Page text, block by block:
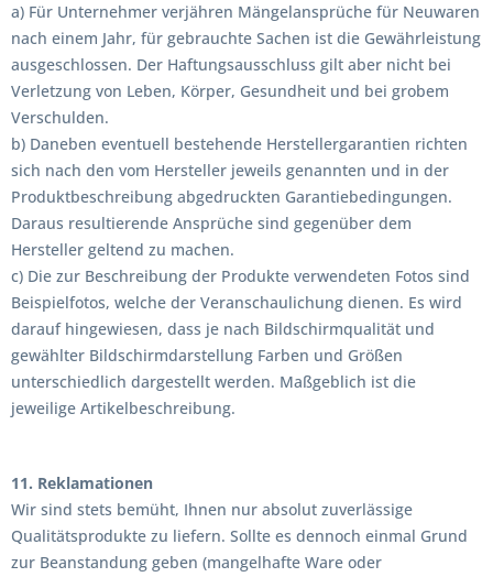
a) Für Unternehmer verjähren Mängelansprüche für Neuwaren
nach einem Jahr, für gebrauchte Sachen ist die Gewährleistung
ausgeschlossen. Der Haftungsausschluss gilt aber nicht bei
Verletzung von Leben, Körper, Gesundheit und bei grobem
Verschulden.
b) Daneben eventuell bestehende Herstellergarantien richten
sich nach den vom Hersteller jeweils genannten und in der
Produktbeschreibung abgedruckten Garantiebedingungen.
Daraus resultierende Ansprüche sind gegenüber dem
Hersteller geltend zu machen.
c) Die zur Beschreibung der Produkte verwendeten Fotos sind
Beispielfotos, welche der Veranschaulichung dienen. Es wird
darauf hingewiesen, dass je nach Bildschirmqualität und
gewählter Bildschirmdarstellung Farben und Größen
unterschiedlich dargestellt werden. Maßgeblich ist die
jeweilige Artikelbeschreibung.
11. Reklamationen
Wir sind stets bemüht, Ihnen nur absolut zuverlässige
Qualitätsprodukte zu liefern. Sollte es dennoch einmal Grund
zur Beanstandung geben (mangelhafte Ware oder